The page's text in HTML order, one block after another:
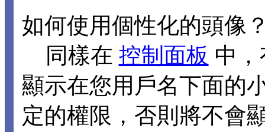
如何使用個性化的頭像
同樣在 控制面板 中
顯示在您用戶名下面的
定的權限，否則將不會